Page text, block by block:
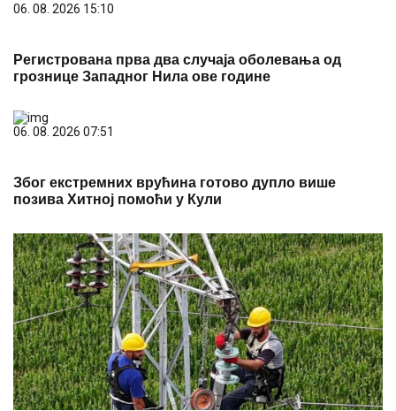
06. 08. 2026 15:10
Регистрована прва два случаја оболевања од
грознице Западног Нила ове године
06. 08. 2026 07:51
Због екстремних врућина готово дупло више
позива Хитној помоћи у Кули